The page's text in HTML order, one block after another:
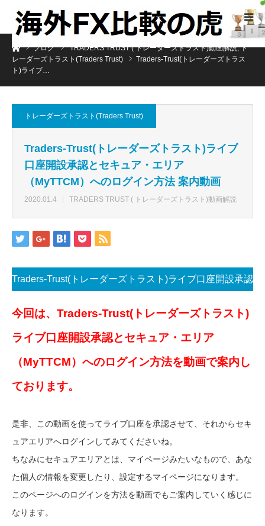
ホームブログ TRADERS TRUST ( トレーダーズトラスト)動画解説, ト
レーダーズトラスト(Traders Trust)
Traders-Trust(トレーダーズトラス
ト)ライブ…
トレーダーズトラスト(Traders Trust)
Traders-Trust(トレーダーズトラスト)ライブ
口座開設承認とセキュア・エリア
（MyTTCM）へのログイン方法 案内動画
2020.01.4 TRADERS TRUST ( トレーダーズトラスト)動画解説
Traders-Trust(トレーダーズトラスト)ライブ口座開設承認
今回は、Traders-Trust(トレーダーズトラスト)
ライブ口座開設承認とセキュア・エリア
（MyTTCM）へのログイン方法を動画で案内し
ております。
是非、この動画を使ってライブ口座を承認させて、それからセキ
ュアエリアへログインしてみてくださいね。
ちなみにセキュアエリアとは、マイページみたいなもので、あな
た個人の情報を変更したり、設定するマイページになります。
このページへのログインを方法を動画でもご案内していく感じに
なります。